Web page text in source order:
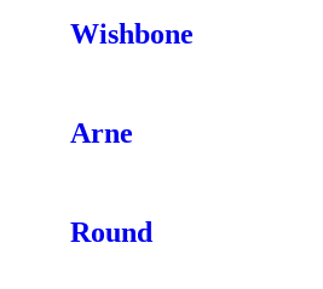
Wishbone
Arne
Round